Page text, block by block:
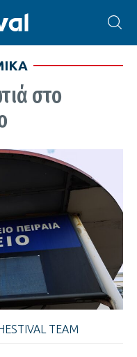
στο
TEAM